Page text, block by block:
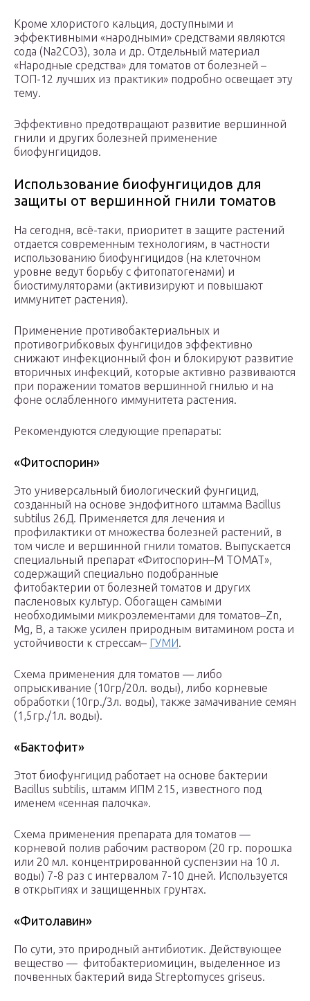
Кроме хлористого кальция, доступными и
эффективными «народными» средствами являются
сода (Na2CO3), зола и др. Отдельный материал
«Народные средства» для томатов от болезней –
ТОП-12 лучших из практики» подробно освещает эту
тему.
Эффективно предотвращают развитие вершинной
гнили и других болезней применение
биофунгицидов.
Использование биофунгицидов для
защиты от вершинной гнили томатов
На сегодня, всё-таки, приоритет в защите растений
отдается современным технологиям, в частности
использованию биофунгицидов (на клеточном
уровне ведут борьбу с фитопатогенами) и
биостимуляторами (активизируют и повышают
иммунитет растения).
Применение противобактериальных и
противогрибковых фунгицидов эффективно
снижают инфекционный фон и блокируют развитие
вторичных инфекций, которые активно развиваются
при поражении томатов вершинной гнилью и на
фоне ослабленного иммунитета растения.
Рекомендуются следующие препараты:
«Фитоспорин»
Это универсальный биологический фунгицид,
созданный на основе эндофитного штамма Bacillus
subtilus 26Д. Применяется для лечения и
профилактики от множества болезней растений, в
том числе и вершинной гнили томатов. Выпускается
специальный препарат «Фитоспорин–М ТОМАТ»,
содержащий специально подобранные
фитобактерии от болезней томатов и других
пасленовых культур. Обогащен самыми
необходимыми микроэлементами для томатов–Zn,
Mg, В, а также усилен природным витамином роста и
устойчивости к стрессам– ГУМИ.
Схема применения для томатов — либо
опрыскивание (10гр/20л. воды), либо корневые
обработки (10гр./3л. воды), также замачивание семян
(1,5гр./1л. воды).
«Бактофит»
Этот биофунгицид работает на основе бактерии
Bacillus subtilis, штамм ИПМ 215, известного под
именем «сенная палочка».
Схема применения препарата для томатов —
корневой полив рабочим раствором (20 гр. порошка
или 20 мл. концентрированной суспензии на 10 л.
воды) 7-8 раз с интервалом 7-10 дней. Используется
в открытиях и защищенных грунтах.
«Фитолавин»
По сути, это природный антибиотик. Действующее
вещество — фитобактериомицин, выделенное из
почвенных бактерий вида Streptomyces griseus.